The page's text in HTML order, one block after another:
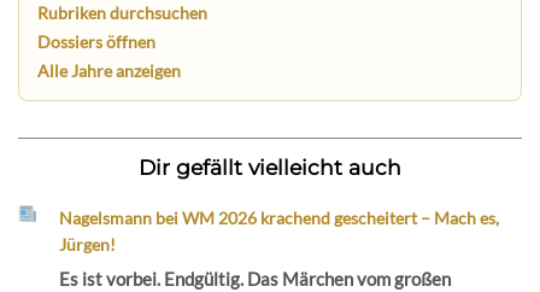
Rubriken durchsuchen
Dossiers öffnen
Alle Jahre anzeigen
Dir gefällt vielleicht auch
Nagelsmann bei WM 2026 krachend gescheitert – Mach es,
Jürgen!
Es ist vorbei. Endgültig. Das Märchen vom großen